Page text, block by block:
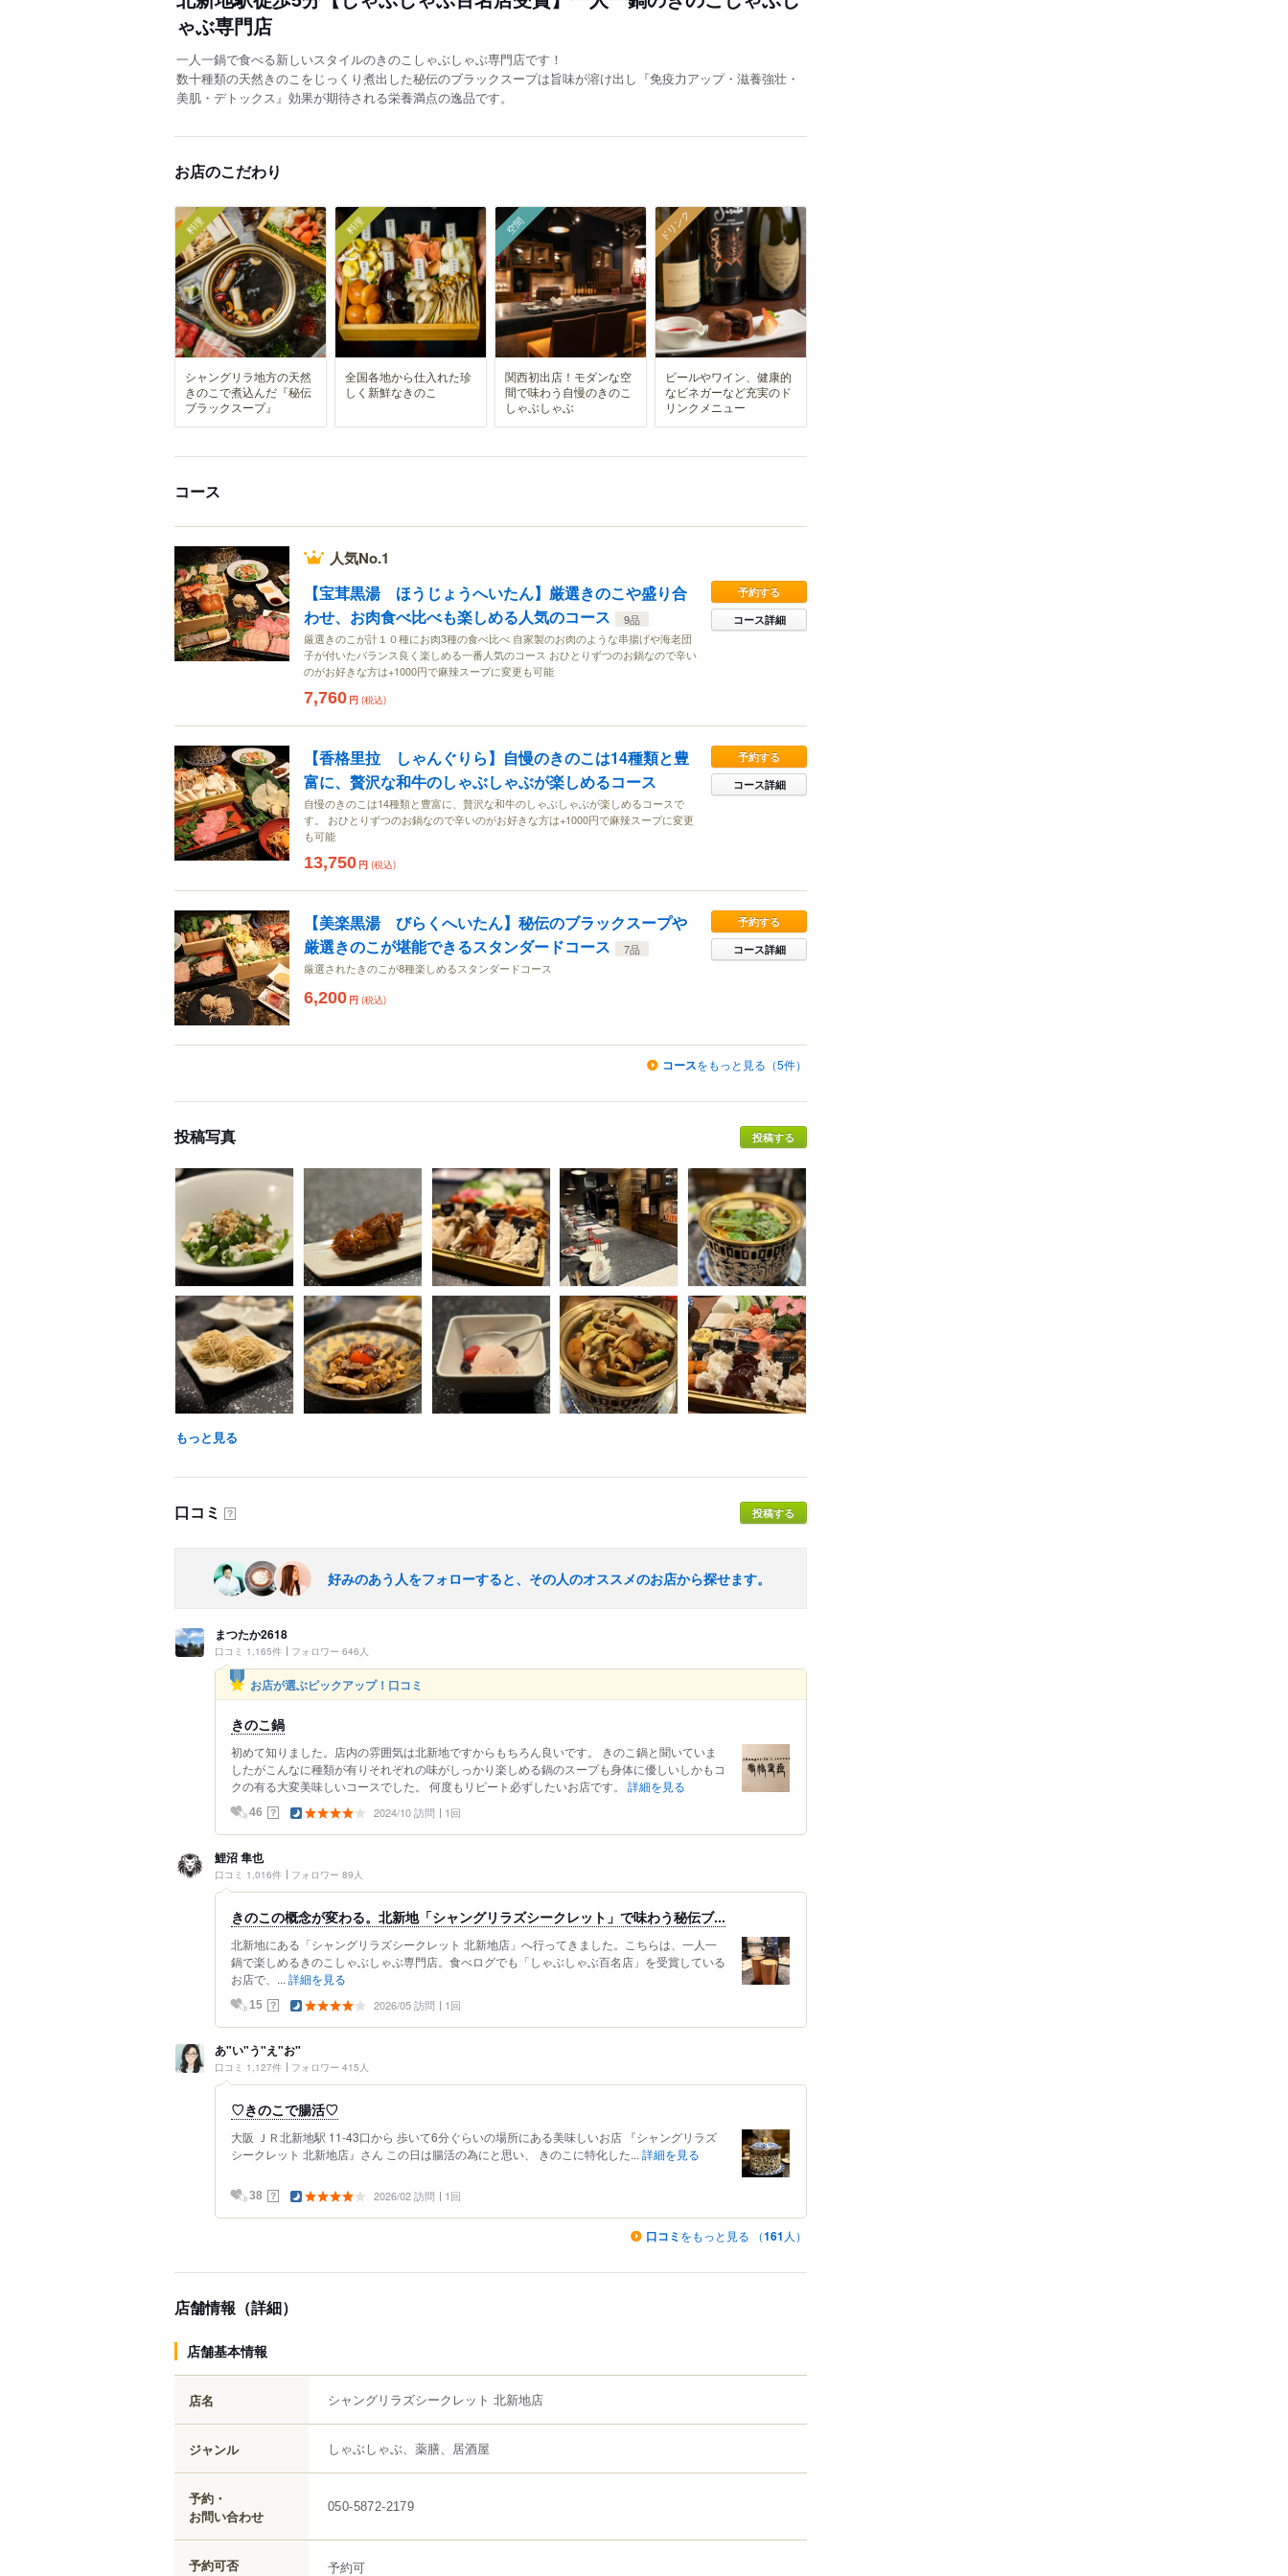
ゃぶ専門店
一人一鍋で食べる新しいスタイルのきのこしゃぶしゃぶ専門店です！
数十種類の天然きのこをじっくり煮出した秘伝のブラックスープは旨味が溶け出し『免疫力アップ・滋養強壮・
美肌・デトックス』効果が期待される栄養満点の逸品です。
お店のこだわり
料理
シャングリラ地方の天然
きのこで煮込んだ『秘伝
ブラックスープ』
料理
全国各地から仕入れた珍
しく新鮮なきのこ
空間
関西初出店！モダンな空
間で味わう自慢のきのこ
しゃぶしゃぶ
ドリンク
ビールやワイン、健康的
なビネガーなど充実のド
リンクメニュー
コース
人気No.1
【宝茸黒湯 ほうじょうへいたん】厳選きのこや盛り合
わせ、お肉食べ比べも楽しめる人気のコース
9品
厳選きのこが計１０種にお肉3種の食べ比べ 自家製のお肉のような串揚げや海老団
子が付いたバランス良く楽しめる一番人気のコース おひとりずつのお鍋なので辛い
のがお好きな方は+1000円で麻辣スープに変更も可能
予約する
コース詳細
7,760 円 (税込)
【香格里拉 しゃんぐりら】自慢のきのこは14種類と豊
富に、贅沢な和牛のしゃぶしゃぶが楽しめるコース
自慢のきのこは14種類と豊富に、贅沢な和牛のしゃぶしゃぶが楽しめるコースで
す。 おひとりずつのお鍋なので辛いのがお好きな方は+1000円で麻辣スープに変更
も可能
予約する
コース詳細
13,750 円 (税込)
【美楽黒湯 びらくへいたん】秘伝のブラックスープや
厳選きのこが堪能できるスタンダードコース
7品
厳選されたきのこが8種楽しめるスタンダードコース
予約する
コース詳細
6,200 円 (税込)
コースをもっと見る（5件）
投稿写真 投稿する
もっと見る
口コミ ？ 投稿する
好みのあう人をフォローすると、その人のオススメのお店から探せます。
まつたか2618
口コミ 1,165件 フォロワー 646人
お店が選ぶピックアップ！口コミ
きのこ鍋
初めて知りました。店内の雰囲気は北新地ですからもちろん良いです。 きのこ鍋と聞いていま
したがこんなに種類が有りそれぞれの味がしっかり楽しめる鍋のスープも身体に優しいしかもコ
クの有る大変美味しいコースでした。 何度もリピート必ずしたいお店です。 詳細を見る
46 ？ 2024/10 訪問 1回
鯉沼 隼也
口コミ 1,016件 フォロワー 89人
きのこの概念が変わる。北新地「シャングリラズシークレット」で味わう秘伝ブ...
北新地にある「シャングリラズシークレット 北新地店」へ行ってきました。こちらは、一人一
鍋で楽しめるきのこしゃぶしゃぶ専門店。食べログでも「しゃぶしゃぶ百名店」を受賞している
お店で、... 詳細を見る
15 ？ 2026/05 訪問 1回
あ"い"う"え"お"
口コミ 1,127件 フォロワー 415人
♡きのこで腸活♡
大阪 ＪＲ北新地駅 11-43口から 歩いて6分ぐらいの場所にある美味しいお店 『シャングリラズ
シークレット 北新地店』さん この日は腸活の為にと思い、 きのこに特化した... 詳細を見る
38 ？ 2026/02 訪問 1回
口コミ をもっと見る （161 人）
店舗情報（詳細）
店舗基本情報
店名 シャングリラズシークレット 北新地店
ジャンル しゃぶしゃぶ、薬膳、居酒屋
予約・
お問い合わせ
050-5872-2179
予約可否 予約可